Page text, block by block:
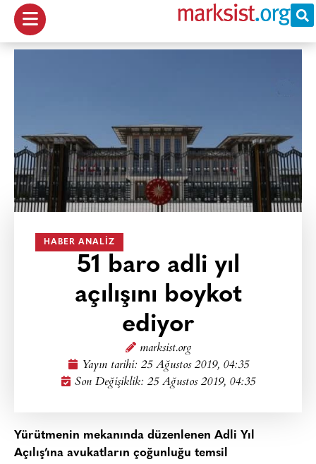
HABER ANALIZ
51 baro adli yıl
açılışını boykot
ediyor
marksist.org
Yayın tarihi: 25 Ağustos 2019, 04:35
Son Değişiklik: 25 Ağustos 2019, 04:35
Yürütmenin mekanında düzenlenen Adli Yıl
Açılış’ına avukatların çoğunluğu temsil